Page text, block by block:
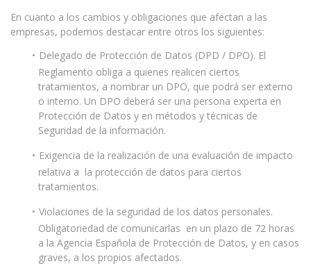
En cuanto a los cambios y obligaciones que afectan a las
empresas, podemos destacar entre otros los siguientes:
Delegado de Protección de Datos (DPD / DPO). El
Reglamento obliga a quienes realicen ciertos
tratamientos, a nombrar un DPO, que podrá ser externo
o interno. Un DPO deberá ser una persona experta en
Protección de Datos y en métodos y técnicas de
Seguridad de la información.
Exigencia de la realización de una evaluación de impacto
relativa a la protección de datos para ciertos
tratamientos.
Violaciones de la seguridad de los datos personales.
Obligatoriedad de comunicarlas en un plazo de 72 horas
a la Agencia Española de Protección de Datos, y en casos
graves, a los propios afectados.